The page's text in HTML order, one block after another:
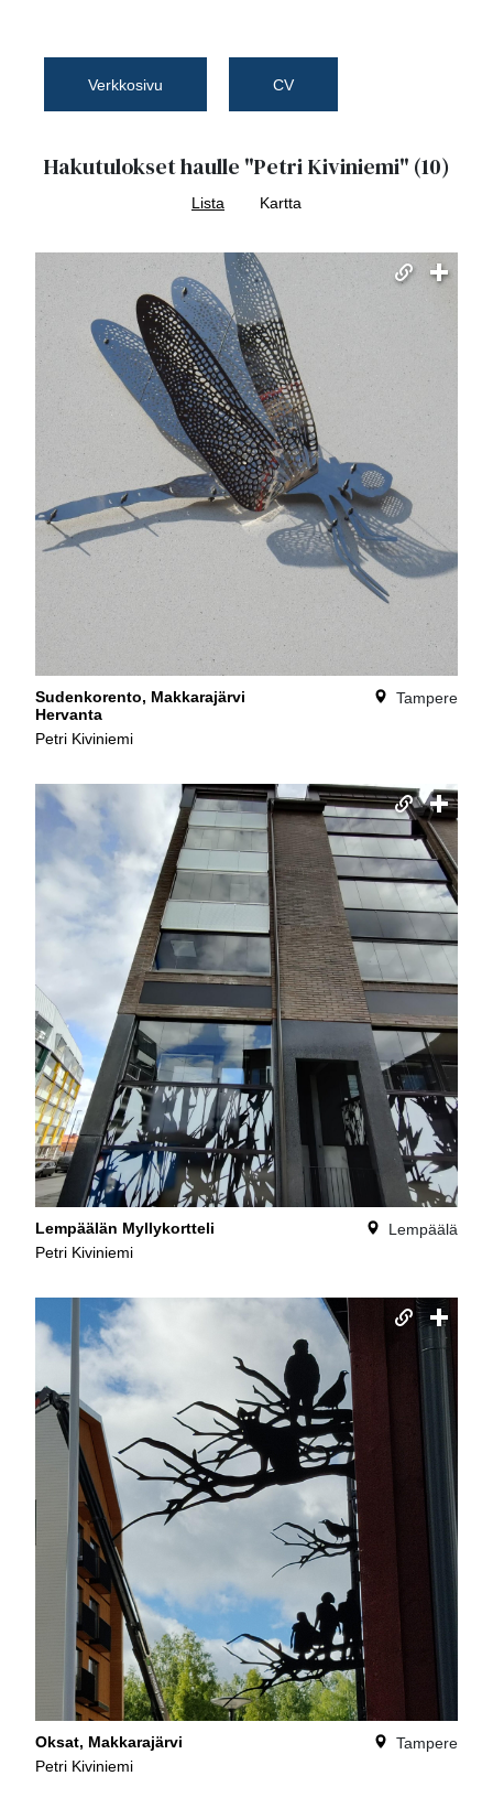
Verkkosivu CV
Hakutulokset haulle "Petri Kiviniemi" (10)
Lista Kartta
Sudenkorento, Makkarajärvi
Hervanta
Petri Kiviniemi
Tampere
Lempäälän Myllykortteli
Petri Kiviniemi
Lempäälä
Oksat, Makkarajärvi
Petri Kiviniemi
Tampere